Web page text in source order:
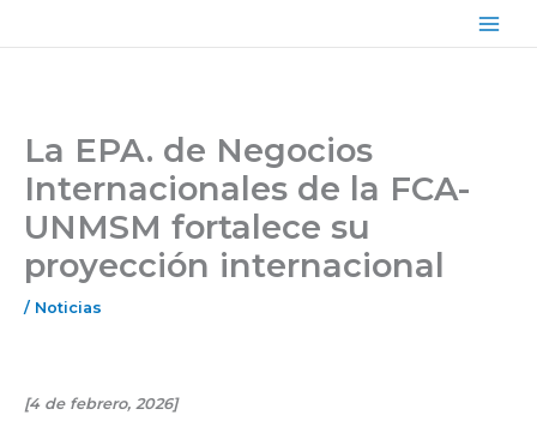
Main
La EPA. de Negocios
Internacionales de la FCA-
UNMSM fortalece su
proyección internacional
/ Noticias
[4 de febrero, 2026]